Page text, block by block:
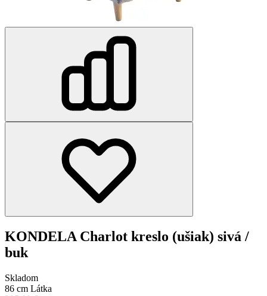
KONDELA Charlot kreslo (ušiak) sivá /
buk
Skladom
86 cm Látka